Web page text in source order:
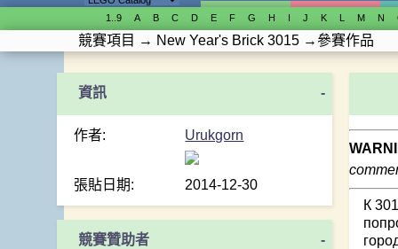
1..9
A B C D E F G H I J K L M N
競賽項目 → New Year's Brick 3015 →參賽作品
-
作者: Urukgorn
張貼日期: 2014-12-30
競賽贊助者 -
К